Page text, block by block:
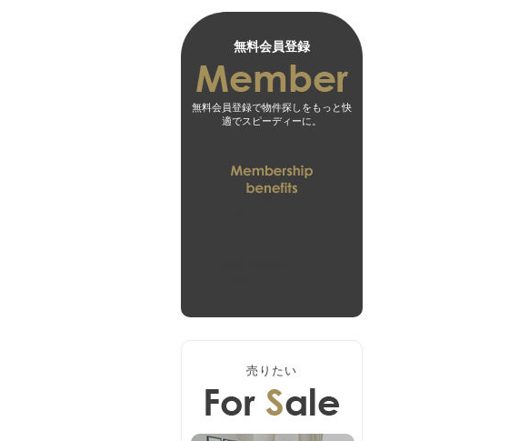
無料会員登録
無料会員登録で物件探しをもっと快
適でスピーディーに。
売りたい